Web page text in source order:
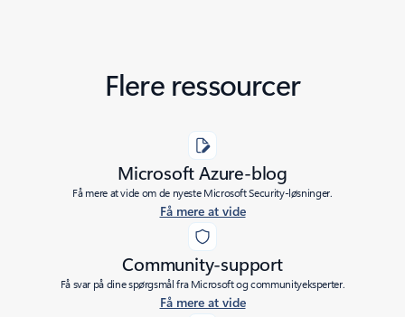
Flere ressourcer
Microsoft Azure-blog
Få mere at vide om de nyeste Microsoft Security-løsninger.
Få mere at vide
Community-support
Få svar på dine spørgsmål fra Microsoft og communityeksperter.
Få mere at vide